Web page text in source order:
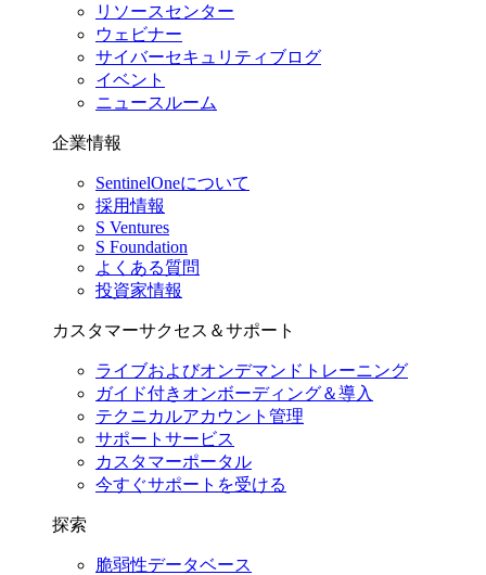
リソースセンター
ウェビナー
サイバーセキュリティブログ
イベント
ニュースルーム
企業情報
SentinelOneについて
採用情報
S Ventures
S Foundation
よくある質問
投資家情報
カスタマーサクセス＆サポート
ライブおよびオンデマンドトレーニング
ガイド付きオンボーディング＆導入
テクニカルアカウント管理
サポートサービス
カスタマーポータル
今すぐサポートを受ける
探索
脆弱性データベース